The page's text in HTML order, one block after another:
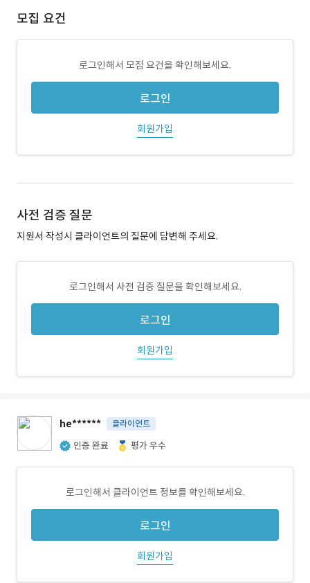
모집 요건
로그인해서 모집 요건을 확인해보세요.
로그인
회원가입
사전 검증 질문
지원서 작성시 클라이언트의 질문에 답변해 주세요.
로그인해서 사전 검증 질문을 확인해보세요.
로그인
회원가입
he****** 클라이언트
인증 완료 평가 우수
로그인해서 클라이언트 정보를 확인해보세요.
로그인
회원가입